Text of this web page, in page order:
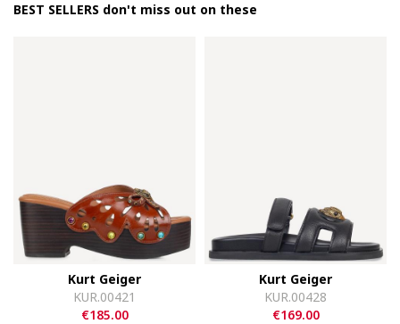
BEST SELLERS don't miss out on these
Kurt Geiger
KUR.00421
€185.00
Kurt Geiger
KUR.00428
€169.00